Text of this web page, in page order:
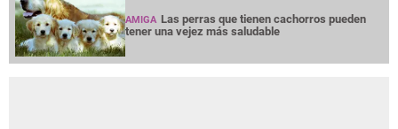
AMIGA Las perras que tienen cachorros pueden
tener una vejez más saludable